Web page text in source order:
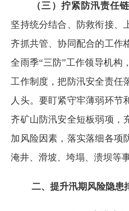
（三）拧紧防汛责任
坚持统分结合、防救衔接、
齐抓共管、协同配合的工作
全雨季“三防”工作领导机构
工作制度，把防汛安全责任
人头。要盯紧守牢薄弱环节
齐矿山防汛安全短板弱项，
加风险因素，落实落细各项
淹井、滑坡、垮塌、溃坝等
二、提升汛期风险隐患